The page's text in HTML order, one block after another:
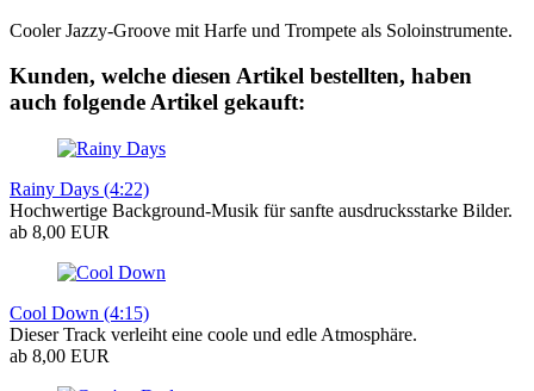
Cooler Jazzy-Groove mit Harfe und Trompete als Soloinstrumente.
Kunden, welche diesen Artikel bestellten, haben
auch folgende Artikel gekauft:
Rainy Days (4:22)
Hochwertige Background-Musik für sanfte ausdrucksstarke Bilder.
ab 8,00 EUR
Cool Down (4:15)
Dieser Track verleiht eine coole und edle Atmosphäre.
ab 8,00 EUR